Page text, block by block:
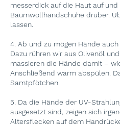
messerdick auf die Haut auf und
Baumwollhandschuhe drüber.
lassen.
4. Ab und zu mögen Hände
Dazu rühren wir aus Olivenöl
massieren die Hände damit –
Anschließend warm abspülen.
Samtpfötchen.
5. Da die Hände der UV-
ausgesetzt sind, zeigen sich
Altersflecken auf dem